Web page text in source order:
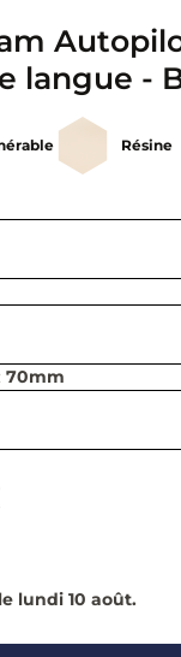
langue -
Résine
70mm
lundi 10 août.